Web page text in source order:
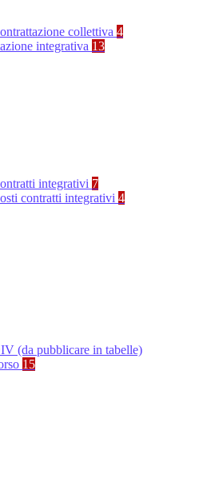
collettiva 4
integrativa 13
integrativi 7
contratti integrativi 4
(da pubblicare in tabelle)
15